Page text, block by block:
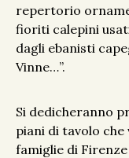
repertorio
fioriti calepini
dagli ebanisti
Vinne…”.
Si dedicheranno
piani di tavolo
famiglie di